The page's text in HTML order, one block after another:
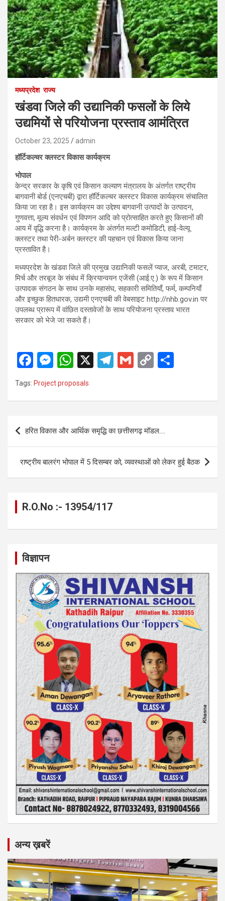
मध्यप्रदेश राज्य
खंडवा जिले की उद्यानिकी फसलों के लिये
उद्यमियों से परियोजना प्रस्ताव आमंत्रित
October 23, 2025 admin
हॉर्टिकल्चर क्लस्टर विकास कार्यक्रम
भोपाल
केन्द्र सरकार के कृषि एवं किसान कल्याण मंत्रालय के अंतर्गत राष्ट्रीय
बागवानी बोर्ड (एनएचबी) द्वारा हॉर्टिकल्चर क्लस्टर विकास कार्यक्रम संचालित
किया जा रहा है। इस कार्यक्रम का उद्देश्य बागवानी उत्पादों के उत्पादन,
गुणवत्ता, मूल्य संवर्धन एवं विपणन आदि को प्रोत्साहित करते हुए किसानों की
आय में वृद्धि करना है। कार्यक्रम के अंतर्गत मल्टी कमोडिटी, हाई-वेल्यू
क्लस्टर तथा पेरी-अर्बन क्लस्टर की पहचान एवं विकास किया जाना
प्रस्तावित है।
मध्यप्रदेश के खंडवा जिले की प्रमुख उद्यानिकी फसलें प्याज, अरबी, टमाटर,
मिर्च और तरबूज के संबंध में क्रियान्वयन एजेंसी (आई.ए.) के रूप में किसान
उत्पादक संगठन के साथ उनके महासंघ, सहकारी समितियाँ, फर्म, कम्पनियाँ
और इच्छुक हितधारक, उद्यमी एनएचबी की वेबसाइट http://nhb.gov.in पर
उपलब्ध प्रारूप में वांछित दस्तावेजों के साथ परियोजना प्रस्ताव भारत
सरकार को भेजे जा सकते हैं।
F
a
ce
o
k
M
es
se
g
W
A
p
X
T
a
G
C
n
Tags: Project proposals
Post
navigation
हरित विकास और आर्थिक समृद्धि का छत्तीसगढ़ मॉडल….
राष्ट्रीय बालरंग भोपाल में 5 दिसम्बर को, व्यवस्थाओं को लेकर हुई बैठक
R.O.No :- 13954/117
विज्ञापन
अन्य ख़बरें